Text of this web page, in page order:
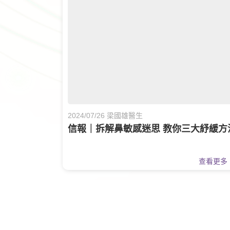
2024/07/26 梁國雄醫生
信報｜拆解鼻敏感迷思 教你三大紓緩方
查看更多